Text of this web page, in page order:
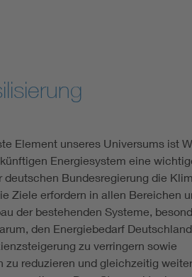
Element unseres Universums ist
Energiesystem eine
deutschen Bundesregierung die
Ziele erfordern in allen Bereichen
der bestehenden Systeme,
den Energiebedarf
zu verringern sowie
zu reduzieren und gleichzeitig